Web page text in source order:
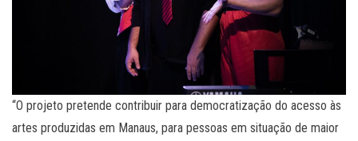
“O projeto pretende contribuir para democratização do acesso às
artes produzidas em Manaus, para pessoas em situação de maior